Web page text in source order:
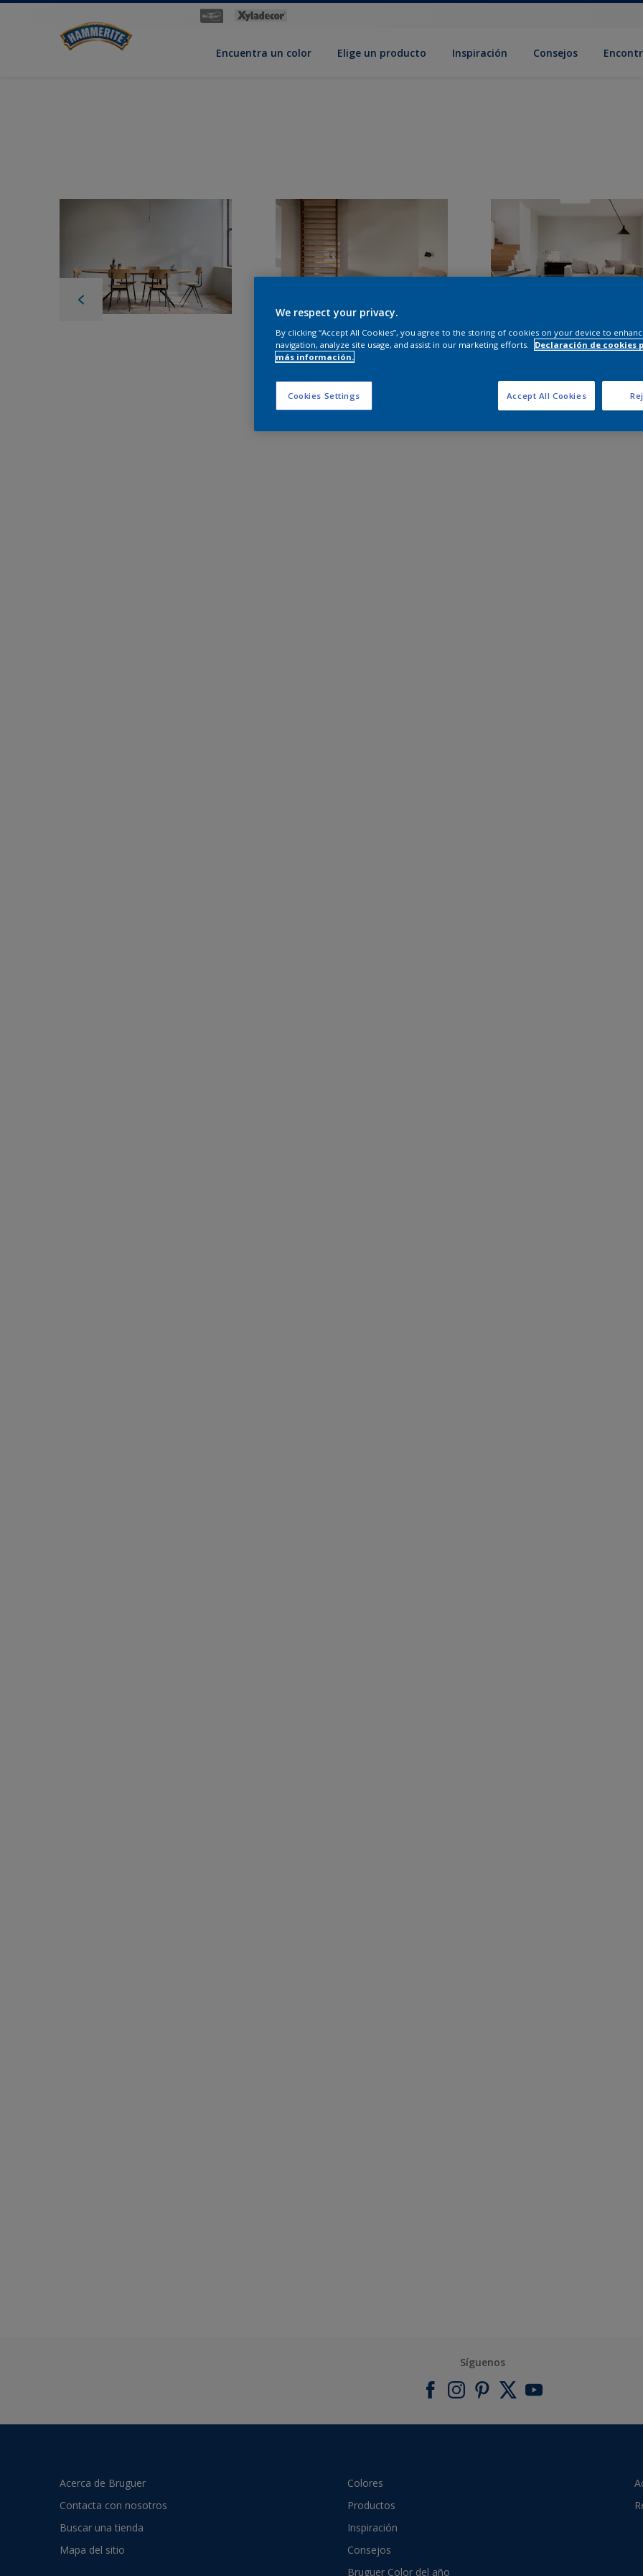
Encuentra un color Elige un producto Inspiración Consejos
Síguenos
Acerca de Bruguer
Contacta con nosotros
Buscar una tienda
Mapa del sitio
Colores
Productos
Inspiración
Consejos
Bruguer Color del año
We respect your privacy.
By clicking “Accept All Cookies”, you agree to the storing of cookies on your device to
navigation, analyze site usage, and assist in our marketing efforts.
Declaración de cookies
más información.
Cookies Settings Accept All Cookies